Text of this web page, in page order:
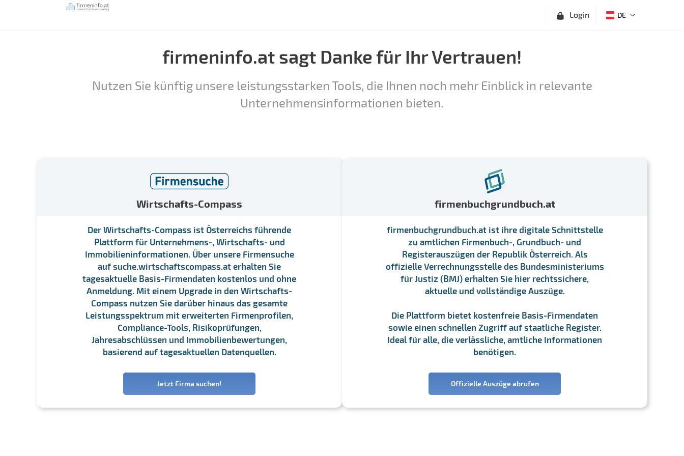
Login DE
firmeninfo.at sagt Danke für Ihr Vertrauen!
Nutzen Sie künftig unsere leistungsstarken Tools, die Ihnen noch mehr Einblick in relevante
Unternehmensinformationen bieten.
Wirtschafts-Compass
Der Wirtschafts-Compass ist Österreichs führende
Plattform für Unternehmens-, Wirtschafts- und
Immobilieninformationen. Über unsere Firmensuche
auf suche.wirtschaftscompass.at erhalten Sie
tagesaktuelle Basis-Firmendaten kostenlos und ohne
Anmeldung. Mit einem Upgrade in den Wirtschafts-
Compass nutzen Sie darüber hinaus das gesamte
Leistungsspektrum mit erweiterten Firmenprofilen,
Compliance-Tools, Risikoprüfungen,
Jahresabschlüssen und Immobilienbewertungen,
basierend auf tagesaktuellen Datenquellen.
Jetzt Firma suchen!
firmenbuchgrundbuch.at
firmenbuchgrundbuch.at ist ihre digitale Schnittstelle
zu amtlichen Firmenbuch-, Grundbuch- und
Registerauszügen der Republik Österreich. Als
offizielle Verrechnungsstelle des Bundesministeriums
für Justiz (BMJ) erhalten Sie hier rechtssichere,
aktuelle und vollständige Auszüge.
Die Plattform bietet kostenfreie Basis-Firmendaten
sowie einen schnellen Zugriff auf staatliche Register.
Ideal für alle, die verlässliche, amtliche Informationen
benötigen.
Offizielle Auszüge abrufen